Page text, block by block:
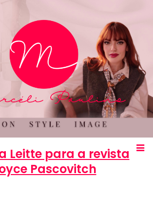
Leitte para a revista
Pascovitch